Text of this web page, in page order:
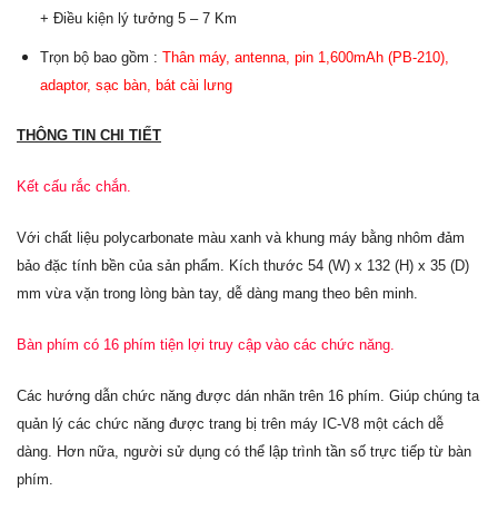
+ Điều kiện lý tưởng 5 – 7 Km
Trọn bộ bao gồm : Thân máy, antenna, pin 1,600mAh (PB-210),
adaptor, sạc bàn, bát cài lưng
THÔNG TIN CHI TIẾT
Kết cấu rắc chắn.
Với chất liệu polycarbonate màu xanh và khung máy bằng nhôm đảm
bảo đặc tính bền của sản phẩm. Kích thước 54 (W) x 132 (H) x 35 (D)
mm vừa vặn trong lòng bàn tay, dễ dàng mang theo bên minh.
Bàn phím có 16 phím tiện lợi truy cập vào các chức năng.
Các hướng dẫn chức năng được dán nhãn trên 16 phím. Giúp chúng ta
quản lý các chức năng được trang bị trên máy IC-V8 một cách dễ
dàng. Hơn nữa, người sử dụng có thể lập trình tần số trực tiếp từ bàn
phím.